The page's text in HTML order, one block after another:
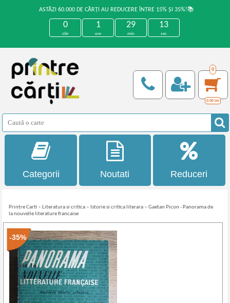
ASTĂZI 60.000 DE CĂRȚI AU REDUCERE ÎNTRE 15% ȘI 35%!📚
0
zile
1
ore
29
min
13
sec
0
0,00 Lei
Categorii Noutati Reduceri
Printre Carti » Literatura si critica » Istorie si critica literara »Gaetan Picon - Panorama de
la nouvelle literature francaise
-35%